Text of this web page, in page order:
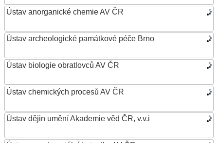
Ústav anorganické chemie AV ČR
Ústav archeologické památkové péče Brno
Ústav biologie obratlovců AV ČR
Ústav chemických procesů AV ČR
Ústav dějin umění Akademie věd ČR, v.v.i